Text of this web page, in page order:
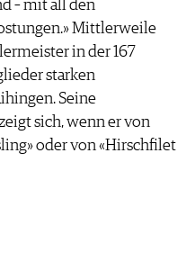
– mit all den
Mittlerweile
in der 167
starken
Seine
sich, wenn er von
oder von «Hirschfilet